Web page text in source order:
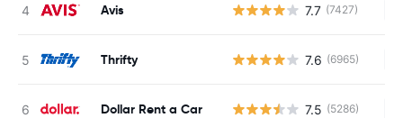
Avis 7.7 (7427)
Thrifty 7.6 (6965)
Dollar Rent a Car 7.5 (5286)